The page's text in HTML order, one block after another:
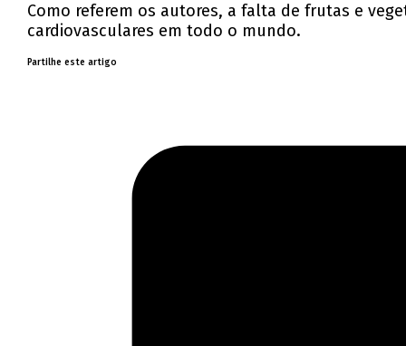
Como referem os autores, a falta de frutas e
cardiovasculares em todo o mundo.
Partilhe este artigo